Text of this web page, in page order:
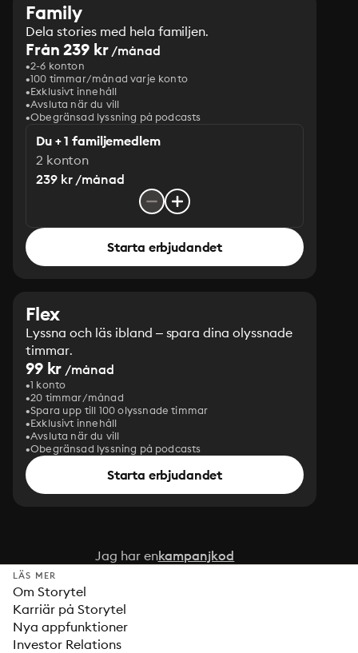
Family
Dela stories med hela familjen.
Från 239 kr/månad
2-6 konton
100 timmar/månad varje konto
Exklusivt innehåll
Avsluta när du vill
Obegränsad lyssning på podcasts
Du + 1 familjemedlem
2 konton
239 kr /månad
Starta erbjudandet
Flex
Lyssna och läs ibland – spara dina olyssnade
timmar.
99 kr /månad
1 konto
20 timmar/månad
Spara upp till 100 olyssnade timmar
Exklusivt innehåll
Avsluta när du vill
Obegränsad lyssning på podcasts
Starta erbjudandet
Jag har enkampanjkod
LÄS MER
Om Storytel
Karriär på Storytel
Nya appfunktioner
Investor Relations